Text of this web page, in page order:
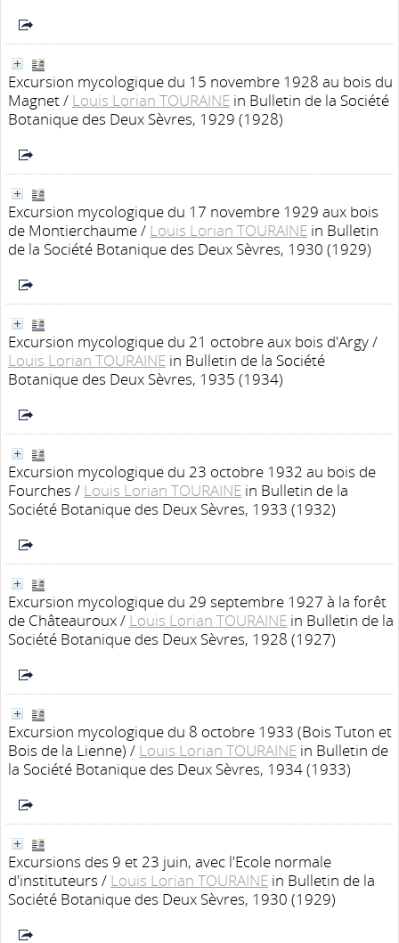
Excursion mycologique du 15 novembre 1928 au bois du
Magnet/ Louis Lorian TOURAINE in Bulletin de la Société
Botanique des Deux Sèvres, 1929 (1928)
Excursion mycologique du 17 novembre 1929 aux bois
de Montierchaume/ Louis Lorian TOURAINE in Bulletin
de la Société Botanique des Deux Sèvres, 1930 (1929)
Excursion mycologique du 21 octobre aux bois d'Argy/
Louis Lorian TOURAINE in Bulletin de la Société
Botanique des Deux Sèvres, 1935 (1934)
Excursion mycologique du 23 octobre 1932 au bois de
Fourches / Louis Lorian TOURAINE in Bulletin de la
Société Botanique des Deux Sèvres, 1933 (1932)
Excursion mycologique du 29 septembre 1927 à la forêt
de Châteauroux/ Louis Lorian TOURAINE in Bulletin de la
Société Botanique des Deux Sèvres, 1928 (1927)
Excursion mycologique du 8 octobre 1933 (Bois Tuton et
Bois de la Lienne) / Louis Lorian TOURAINE in Bulletin de
la Société Botanique des Deux Sèvres, 1934 (1933)
Excursions des 9 et 23 juin, avec l'Ecole normale
d'instituteurs / Louis Lorian TOURAINE in Bulletin de la
Société Botanique des Deux Sèvres, 1930 (1929)